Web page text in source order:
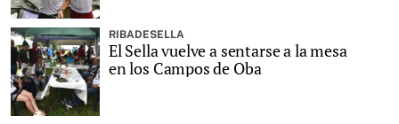
RIBADESELLA
El Sella vuelve a sentarse a la mesa
en los Campos de Oba